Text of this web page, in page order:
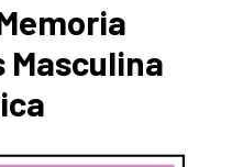
Masculina